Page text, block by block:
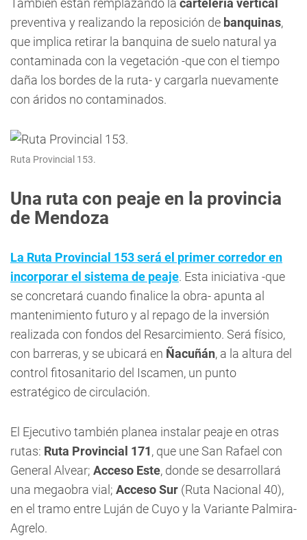
También están remplazando la cartelería vertical
preventiva y realizando la reposición de banquinas,
que implica retirar la banquina de suelo natural ya
contaminada con la vegetación -que con el tiempo
daña los bordes de la ruta- y cargarla nuevamente
con áridos no contaminados.
Ruta Provincial 153.
Una ruta con peaje en la provincia
de Mendoza
La Ruta Provincial 153 será el primer corredor en
incorporar el sistema de peaje. Esta iniciativa -que
se concretará cuando finalice la obra- apunta al
mantenimiento futuro y al repago de la inversión
realizada con fondos del Resarcimiento. Será físico,
con barreras, y se ubicará en Ñacuñán, a la altura del
control fitosanitario del Iscamen, un punto
estratégico de circulación.
El Ejecutivo también planea instalar peaje en otras
rutas: Ruta Provincial 171, que une San Rafael con
General Alvear; Acceso Este, donde se desarrollará
una megaobra vial; Acceso Sur (Ruta Nacional 40),
en el tramo entre Luján de Cuyo y la Variante Palmira-
Agrelo.